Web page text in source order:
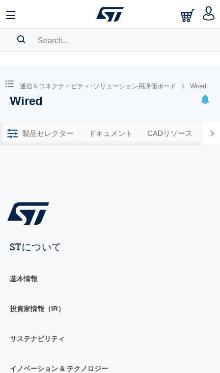
BOOKMARK
Pleaselog in
通信＆コネクティビティ･ソリューション用評価ボード Wired
Wired
製品セレクター ドキュメント CADリソース ツ
STについて
基本情報
投資家情報（IR）
サステナビリティ
イノベーション & テクノロジー